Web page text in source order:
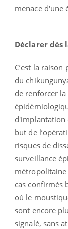
menace d'une
Déclarer dès
C’est la
du
de renforcer
d'implantation
but de
risques de
surveillance
métropolitaine
cas confirmés
où le
sont encore
signalé, sans